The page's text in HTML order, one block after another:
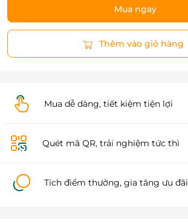
Mua ngay
Thêm vào giỏ hàng
Mua dễ dàng, tiết kiệm tiện lợi
Quét mã QR, trải nghiệm tức thì
Tích điểm thưởng, gia tăng ưu đãi